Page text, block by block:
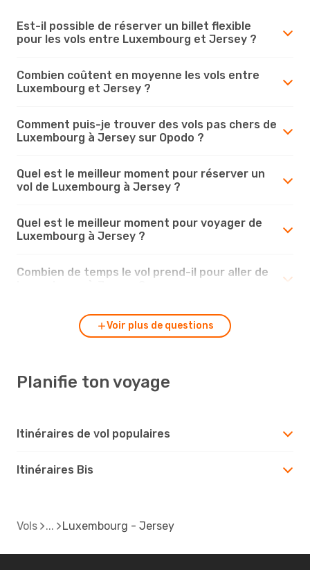
Est-il possible de réserver un billet flexible
pour les vols entre Luxembourg et Jersey ?
Combien coûtent en moyenne les vols entre
Luxembourg et Jersey ?
Comment puis-je trouver des vols pas chers de
Luxembourg à Jersey sur Opodo ?
Quel est le meilleur moment pour réserver un
vol de Luxembourg à Jersey ?
Quel est le meilleur moment pour voyager de
Luxembourg à Jersey ?
Combien de temps le vol prend-il pour aller de
Voir plus de questions
Planifie ton voyage
Itinéraires de vol populaires
Itinéraires Bis
Vols Luxembourg - Jersey